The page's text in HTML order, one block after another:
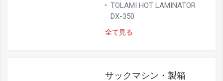
TOLAMI HOT LAMINATOR
DX-350
全て見る
サックマシン・製箱